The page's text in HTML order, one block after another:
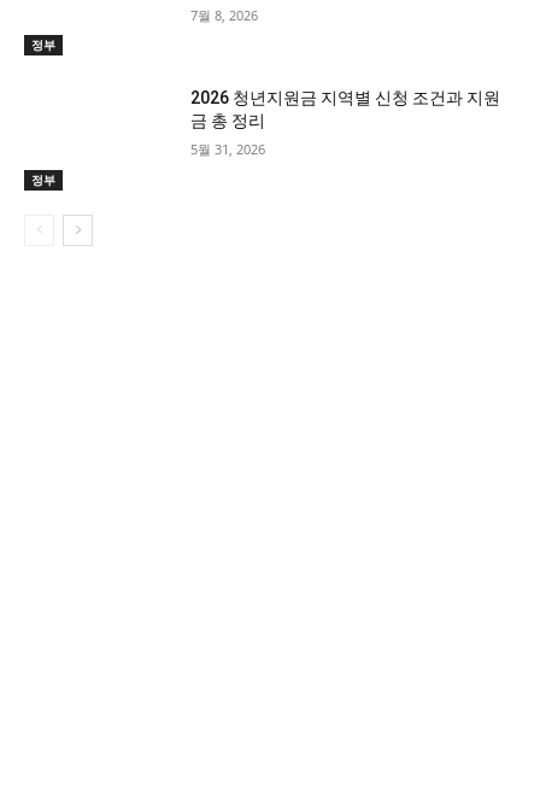
정부
7월 8, 2026
정부
2026 청년지원금 지역별 신청 조건과 지원
금 총 정리
5월 31, 2026